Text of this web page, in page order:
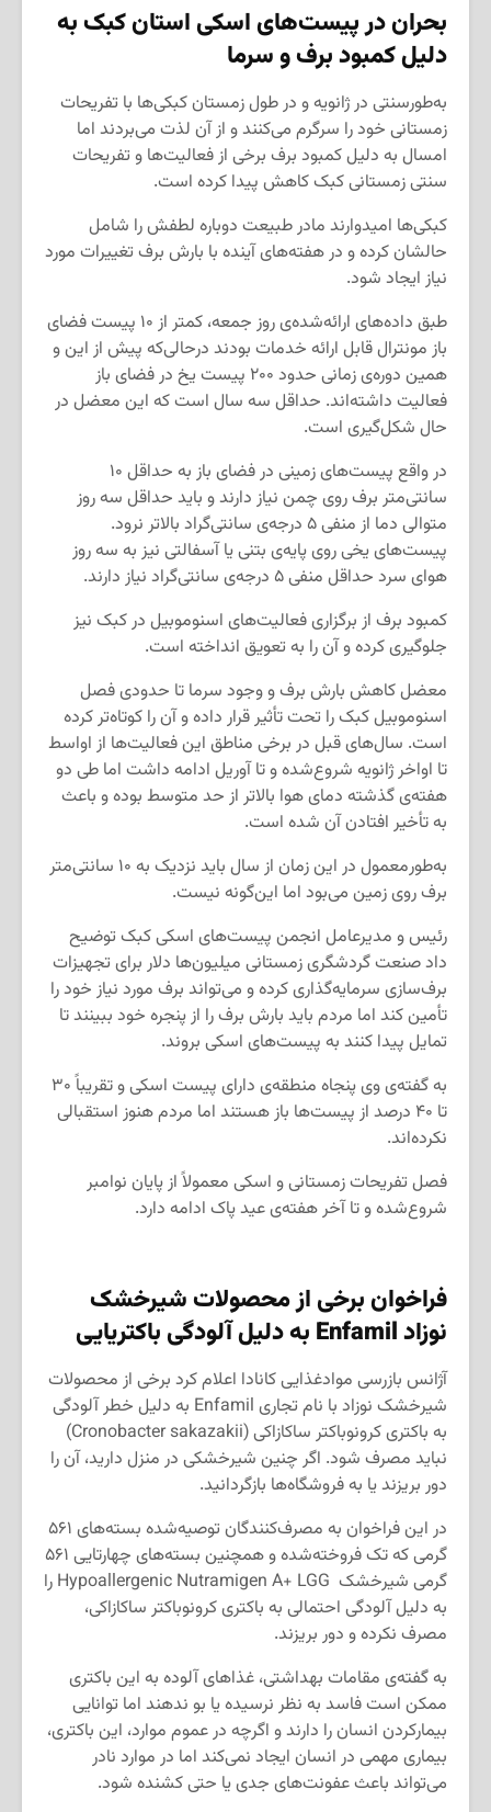
بحران در پیست‌های اسکی استان کبک به
دلیل کمبود برف و سرما
به‌طورسنتی در ژانویه و در طول زمستان کبکی‌ها با تفریحات
زمستانی خود را سرگرم می‌کنند و از آن لذت می‌بردند اما
امسال به دلیل کمبود برف برخی از فعالیت‌ها و تفریحات
سنتی زمستانی کبک کاهش پیدا کرده است.
کبکی‌ها امیدوارند مادر طبیعت دوباره لطفش را شامل
حالشان کرده و در هفته‌های آینده با بارش برف تغییرات مورد
نیاز ایجاد شود.
طبق داده‌های ارائه‌شده‌ی روز جمعه، کمتر از ۱۰ پیست فضای
باز مونترال قابل ارائه خدمات بودند درحالی‌که پیش از این و
همین دوره‌ی زمانی حدود ۲۰۰ پیست یخ در فضای باز
فعالیت داشته‌اند. حداقل سه سال است که این معضل در
حال شکل‌گیری است.
در واقع پیست‌های زمینی در فضای باز به حداقل ۱۰
سانتی‌متر برف روی چمن نیاز دارند و باید حداقل سه روز
متوالی دما از منفی ۵ درجه‌ی سانتی‌گراد بالاتر نرود.
پیست‌های یخی روی پایه‌ی بتنی یا آسفالتی نیز به سه روز
هوای سرد حداقل منفی ۵ درجه‌ی سانتی‌گراد نیاز دارند.
کمبود برف از برگزاری فعالیت‌های اسنوموبیل در کبک نیز
جلوگیری کرده و آن را به تعویق انداخته است.
معضل کاهش بارش برف و وجود سرما تا حدودی فصل
اسنوموبیل کبک را تحت تأثیر قرار داده و آن را کوتاه‌تر کرده
است. سال‌های قبل در برخی مناطق این فعالیت‌ها از اواسط
تا اواخر ژانویه شروع‌شده و تا آوریل ادامه داشت اما طی دو
هفته‌ی گذشته دمای هوا بالاتر از حد متوسط بوده و باعث
به تأخیر افتادن آن شده است.
به‌طور‌معمول در این زمان از سال باید نزدیک به ۱۰ سانتی‌متر
برف روی زمین می‌بود اما این‌گونه نیست.
رئیس و مدیرعامل انجمن پیست‌های اسکی کبک توضیح
داد صنعت گردشگری زمستانی میلیون‌ها دلار برای تجهیزات
برف‌سازی سرمایه‌گذاری کرده و می‌تواند برف مورد نیاز خود را
تأمین کند اما مردم باید بارش برف را از پنجره خود ببینند تا
تمایل پیدا کنند به پیست‌های اسکی بروند.
به گفته‌ی وی پنجاه منطقه‌ی دارای پیست‌ اسکی و تقریباً ۳۰
تا ۴۰ درصد از پیست‌ها باز هستند اما مردم هنوز استقبالی
نکرده‌اند.
فصل تفریحات زمستانی و اسکی معمولاً از پایان نوامبر
شروع‌شده و تا آخر هفته‌ی عید پاک ادامه دارد.
فراخوان برخی از محصولات شیرخشک
نوزادEnfamil به دلیل آلودگی باکتریایی
آژانس بازرسی موادغذایی کانادا اعلام کرد برخی از محصولات
شیرخشک نوزاد با نام تجاری Enfamil به دلیل خطر آلودگی
به باکتری کرونوباکتر ساکازاکی (Cronobacter sakazakii)
نباید مصرف شود. اگر چنین شیرخشکی در منزل دارید، آن را
دور بریزند یا به فروشگاه‌ها بازگردانید.
در این فراخوان به مصرف‌کنندگان توصیه‌شده بسته‌های ۵۶۱
گرمی که تک فروخته‌شده و همچنین بسته‌های چهارتایی ۵۶۱
گرمی شیرخشک Hypoallergenic Nutramigen A+ LGG را
به دلیل آلودگی احتمالی به باکتری کرونوباکتر ساکازاکی،
مصرف نکرده و دور بریزند.
به گفته‌ی مقامات بهداشتی، غذاهای آلوده به این باکتری
ممکن است فاسد به نظر نرسیده یا بو ندهند اما توانایی
بیمارکردن انسان را دارند و اگرچه در عموم موارد، این باکتری،
بیماری مهمی در انسان ایجاد نمی‌کند اما در موارد نادر
می‌تواند باعث عفونت‌های جدی یا حتی کشنده شود.